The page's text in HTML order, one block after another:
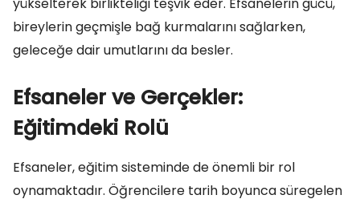
bireylerin geçmişle bağ kurmalarını sağlarken,
geleceğe dair umutlarını da besler.
Efsaneler ve Gerçekler:
Eğitimdeki Rolü
Efsaneler, eğitim sisteminde de önemli bir rol
oynamaktadır. Öğrencilere tarih boyunca süregelen